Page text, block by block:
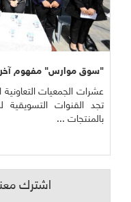
"سوق موارس" مفهوم آخر
عشرات الجمعيات التعاونية
تجد القنوات
بالمنتجات ...
اشترك